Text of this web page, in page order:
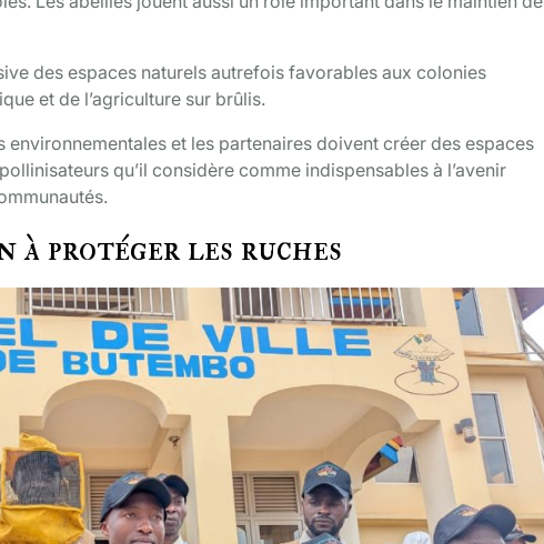
des espaces naturels autrefois favorables aux colonies
et de l’agriculture sur brûlis.
et les partenaires doivent créer des espaces
qu’il considère comme indispensables à l’avenir
à protéger les ruches